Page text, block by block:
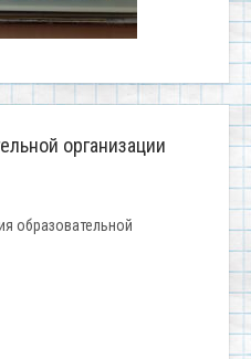
организации
образовательной